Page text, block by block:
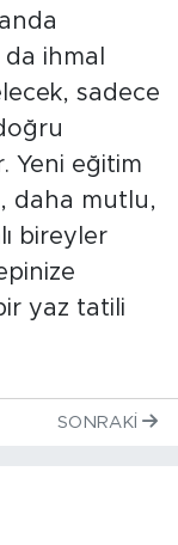
ihmal
sadece
Yeni eğitim
daha mutlu,
bireyler
yaz tatili
SONRAKI